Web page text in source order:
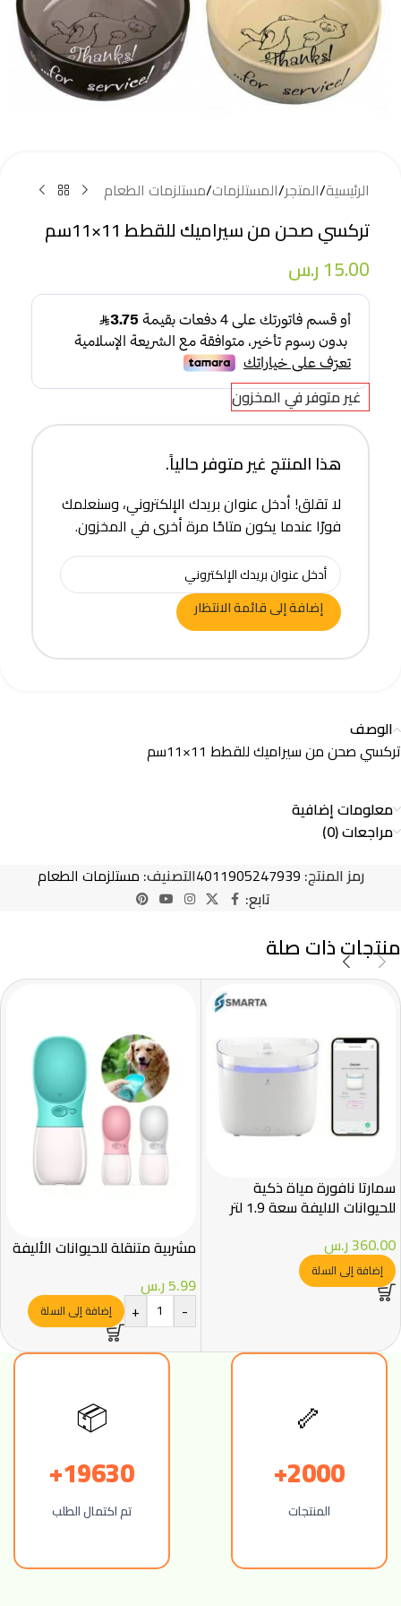
الرئيسية/المتجر/المستلزمات/مستلزمات الطعام
تركسي صحن من سيراميك للقطط 11×11سم
15.00 ر.س
غير متوفر في المخزون
هذا المنتج غير متوفر حالياً.
لا تقلق! أدخل عنوان بريدك الإلكتروني، وسنعلمك
فورًا عندما يكون متاحًا مرة أخرى في المخزون.
إضافة إلى قائمة الانتظار
الوصف
تركسي صحن من سيراميك للقطط 11×11سم
معلومات إضافية
مراجعات (0)
رمز المنتج: 4011905247939التصنيف: مستلزمات الطعام
تابع:
منتجات ذات صلة
سمارتا نافورة مياة ذكية
للحيوانات الاليفة سعة 1.9 لتر
360.00ر.س
إضافة إلى السلة
مشربية متنقلة للحيوانات الأليفة
5.99ر.س
-
+ إضافة إلى السلة
🦴
2000+
المنتجات
📦
19630+
تم اكتمال الطلب